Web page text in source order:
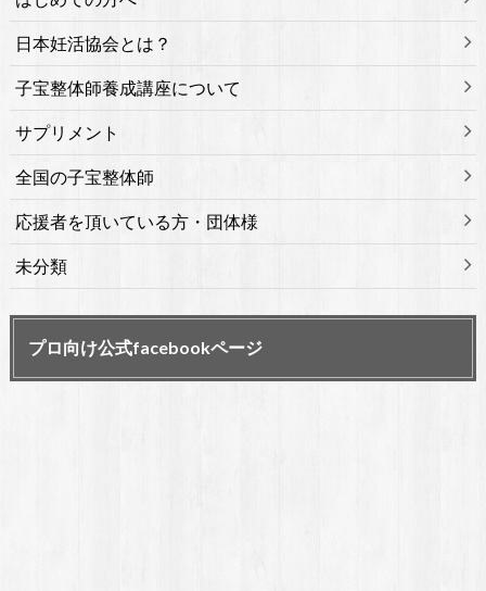
日本妊活協会とは？
子宝整体師養成講座について
サプリメント
全国の子宝整体師
応援者を頂いている方・団体様
未分類
プロ向け公式facebookページ